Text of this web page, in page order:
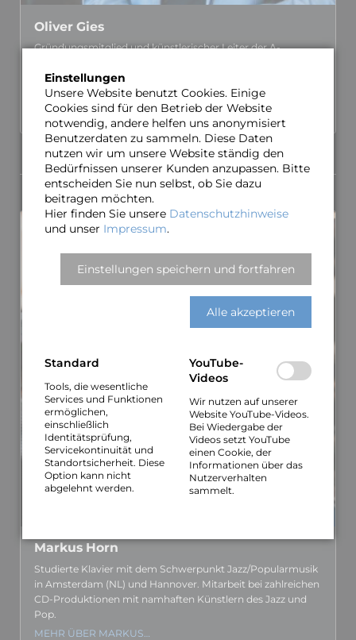
Oliver Gies
Gründungs­­mitglied und künstleri­scher Leiter der A-
Arrange­ments haben sich zu wahren Hits in der Chor­­szene
entwickelt.
MEHR ÜBER OLIVER…
band
Markus Horn
Studierte Klavier mit dem Schwer­punkt Jazz/Popular­­musik
in Amsterdam (NL) und Hannover. Mitarbeit bei zahl­reichen
CD-Produk­tionen mit namhaften Künstlern des Jazz und
Pop.
MEHR ÜBER MARKUS…
Einstellungen
Unsere Website benutzt Cookies. Einige
Cookies sind für den Betrieb der Website
notwendig, andere helfen uns anonymisiert
Benutzerdaten zu sammeln. Diese Daten
nutzen wir um unsere Website ständig den
Bedürfnissen unserer Kunden anzupassen. Bitte
entscheiden Sie nun selbst, ob Sie dazu
beitragen möchten.
Hier finden Sie unsere Datenschutzhinweise
und unser Impressum.
Einstellungen speichern und fortfahren
Alle akzeptieren
Standard
Tools, die wesentliche
Services und Funktionen
ermöglichen,
einschließlich
Identitätsprüfung,
Servicekontinuität und
Standortsicherheit. Diese
Option kann nicht
abgelehnt werden.
YouTube-
Videos
Wir nutzen auf unserer
Website YouTube-Videos.
Bei Wiedergabe der
Videos setzt YouTube
einen Cookie, der
Informationen über das
Nutzerverhalten
sammelt.